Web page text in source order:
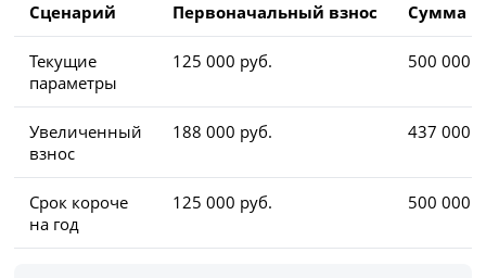
Сценарий Первоначальный взнос Сумма
Текущие
параметры
125 000 руб. 500 000
Увеличенный
взнос
188 000 руб. 437 000
Срок короче
на год
125 000 руб. 500 000